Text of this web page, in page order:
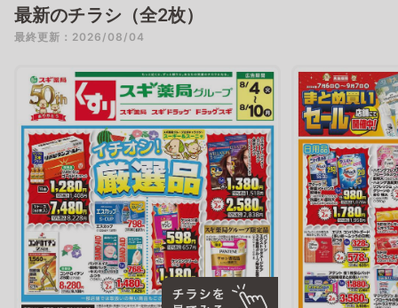
最新のチラシ（全2枚）
最終更新：2026/08/04